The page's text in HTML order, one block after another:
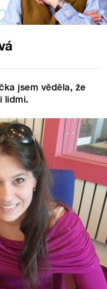
jsem věděla, že
lidmi.